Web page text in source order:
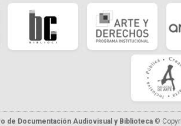
de Documentación Audiovisual y Biblioteca ©